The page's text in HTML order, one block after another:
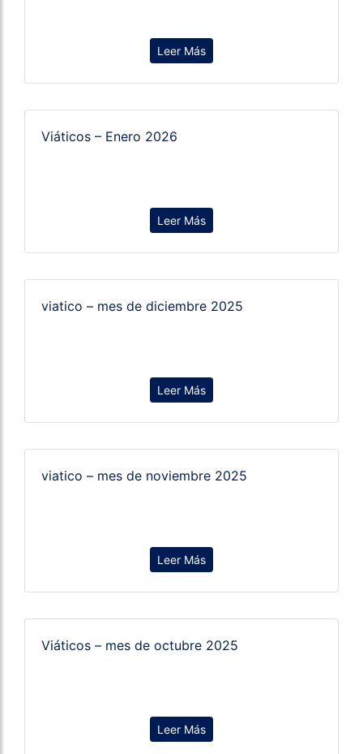
Leer Más
Viáticos – Enero 2026
Leer Más
viatico – mes de diciembre 2025
Leer Más
viatico – mes de noviembre 2025
Leer Más
Viáticos – mes de octubre 2025
Leer Más